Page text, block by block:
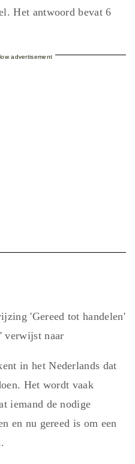
Het antwoord bevat 6
advertisement
'Gereed tot handelen'
verwijst naar
in het Nederlands dat
Het wordt vaak
iemand de nodige
en nu gereed is om een